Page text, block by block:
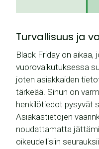
Turvallisuus ja
Black Friday on aikaa,
vuorovaikutuksessa
joten asiakkaiden
tärkeää. Sinun on
henkilötiedot pysyvät
Asiakastietojen
noudattamatta
oikeudellisiin